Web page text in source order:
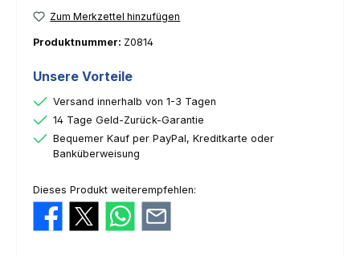
Zum Merkzettel hinzufügen
Produktnummer: Z0814
Unsere Vorteile
Versand innerhalb von 1-3 Tagen
14 Tage Geld-Zurück-Garantie
Bequemer Kauf per PayPal, Kreditkarte oder
Banküberweisung
Dieses Produkt weiterempfehlen: